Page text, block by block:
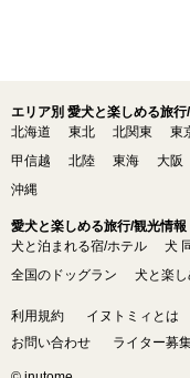
エリア別 愛犬と楽しめる旅行
北海道
東北 北関東 東
甲信越
北陸 東海 大阪
沖縄
愛犬と楽しめる旅行/観光情
犬と泊まれる宿/ホテル
犬
全国のドッグラン
犬と楽
利用規約 イヌトミィとは
お問い合わせ
ライター募